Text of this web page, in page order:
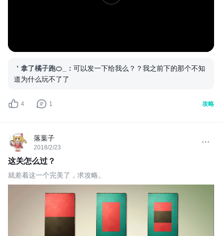
＇拿了橘子跑🍊_ ： 可以发一下给我么？？我之前下的那个不知
道为什么玩不了了
攻略
4 1
落葉子
2018/2/23
这关怎么过？
就差着这一个完美了，求攻略。